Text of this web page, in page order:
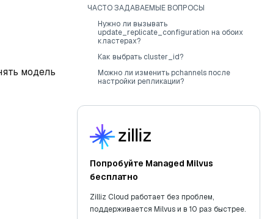
модель
ЧАСТО ЗАДАВАЕМЫЕ ВОПРОСЫ
Нужно ли вызывать
update_replicate_configuration на обоих
кластерах?
Как выбрать cluster_id?
Можно ли изменить pchannels после
настройки репликации?
Попробуйте Managed Milvus
бесплатно
Zilliz Cloud работает без проблем,
поддерживается Milvus и в 10 раз быстрее.